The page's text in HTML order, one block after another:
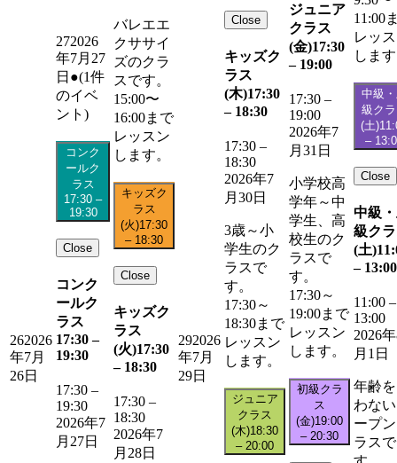
262026
年7月
26日
272026
年7月27
日 ●(1件
のイベ
ント)
コンク
ールク
ラス
17:30 –
19:30
Close
コンク
ールク
ラス
17:30 –
19:30
17:30 –
19:30
2026年7
月27日
バレエエ
クササイ
ズのクラ
スです。
15:00〜
16:00まで
レッスン
します。
キッズク
ラス
(火)17:30
– 18:30
Close
キッズク
ラス
(火)17:30
– 18:30
17:30 –
18:30
2026年7
月28日
292026
年7月
29日
Close
キッズク
ラス
(木)17:30
– 18:30
17:30 –
18:30
2026年7
月30日
3歳～小
学生のク
ラスで
す。
17:30～
18:30まで
レッスン
します。
ジュニア
クラス
(木)18:30
– 20:00
ジュニア
クラス
(金)17:30
– 19:00
17:30 –
19:00
2026年7
月31日
小学校高
学年～中
学生、高
校生のク
ラスで
す。
17:30～
19:00まで
レッスン
します。
初級クラ
ス
(金)19:00
– 20:30
11:00
レッ
しま
中級
級ク
(土)
–
Close
中級
級ク
(土)
– 13:00
11:00 –
13:00
2026
月1日
年齢
わな
ープ
ラスで